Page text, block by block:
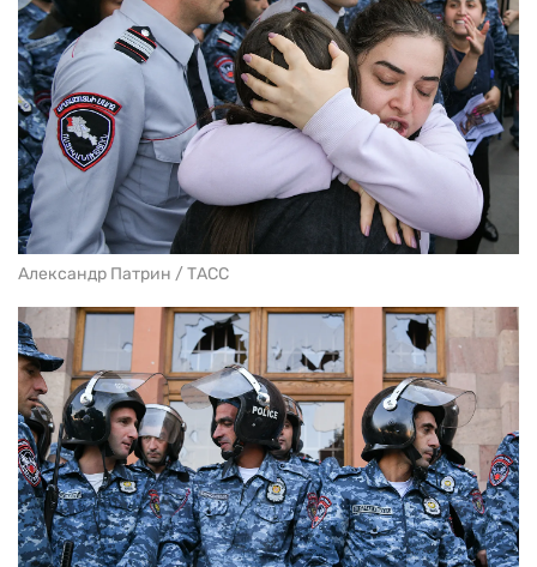
Александр Патрин / ТАСС